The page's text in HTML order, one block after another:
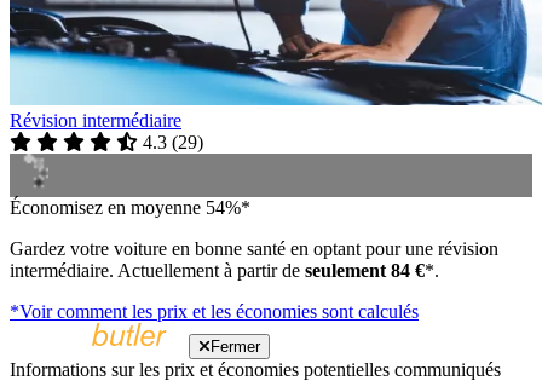
Révision intermédiaire
4.3 (29)
Économisez en moyenne 54%*
Gardez votre voiture en bonne santé en optant pour une révision
intermédiaire. Actuellement à partir de seulement 84 €*.
*Voir comment les prix et les économies sont calculés
Fermer
Informations sur les prix et économies potentielles communiqués